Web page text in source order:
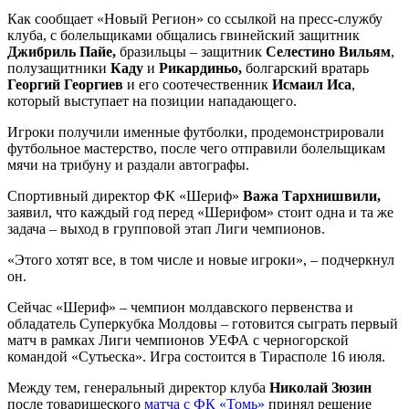
Как сообщает «Новый Регион» со ссылкой на пресс-службу
клуба, с болельщиками общались гвинейский защитник
Джибриль Пайе, бразильцы – защитник Селестино Вильям,
полузащитники Каду и Рикардиньо, болгарский вратарь
Георгий Георгиев и его соотечественник Исмаил Иса,
который выступает на позиции нападающего.
Игроки получили именные футболки, продемонстрировали
футбольное мастерство, после чего отправили болельщикам
мячи на трибуну и раздали автографы.
Спортивный директор ФК «Шериф» Важа Тархнишвили,
заявил, что каждый год перед «Шерифом» стоит одна и та же
задача – выход в групповой этап Лиги чемпионов.
«Этого хотят все, в том числе и новые игроки», – подчеркнул
он.
Сейчас «Шериф» – чемпион молдавского первенства и
обладатель Суперкубка Молдовы – готовится сыграть первый
матч в рамках Лиги чемпионов УЕФА с черногорской
командой «Сутьеска». Игра состоится в Тирасполе 16 июля.
Между тем, генеральный директор клуба Николай Зюзин
после товарищеского матча с ФК «Томь» принял решение